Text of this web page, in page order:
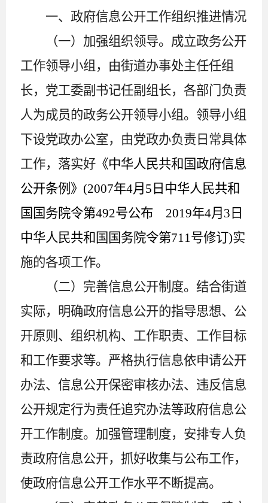
一、政府信息公开工作组织推进情况
（一）加强组织领导。 成立政务公开
工作领导小组，由街道办事处主任任组
长，党工委副书记任副组长，各部门负责
人为成员的政务公开领导小组。领导小组
下设党政办公室，由党政办负责日常具体
工作，落实好 《中华人民共和国政府信息
公开条例》(2007年4月5日中华人民共和
国国务院令第492号公布 2019年4月3日
中华人民共和国国务院令第711号修订)实
施的各项工作。
（二）完善信息公开制度。结合街道
实际，明确政府信息公开的指导思想、公
开原则、组织机构、工作职责、工作目标
和工作要求等。严格执行信息依申请公开
办法、信息公开保密审核办法、违反信息
公开规定行为责任追究办法等政府信息公
开工作制度。加强管理制度，安排专人负
责政府信息公开，抓好收集与公布工作，
使政府信息公开工作水平不断提高。